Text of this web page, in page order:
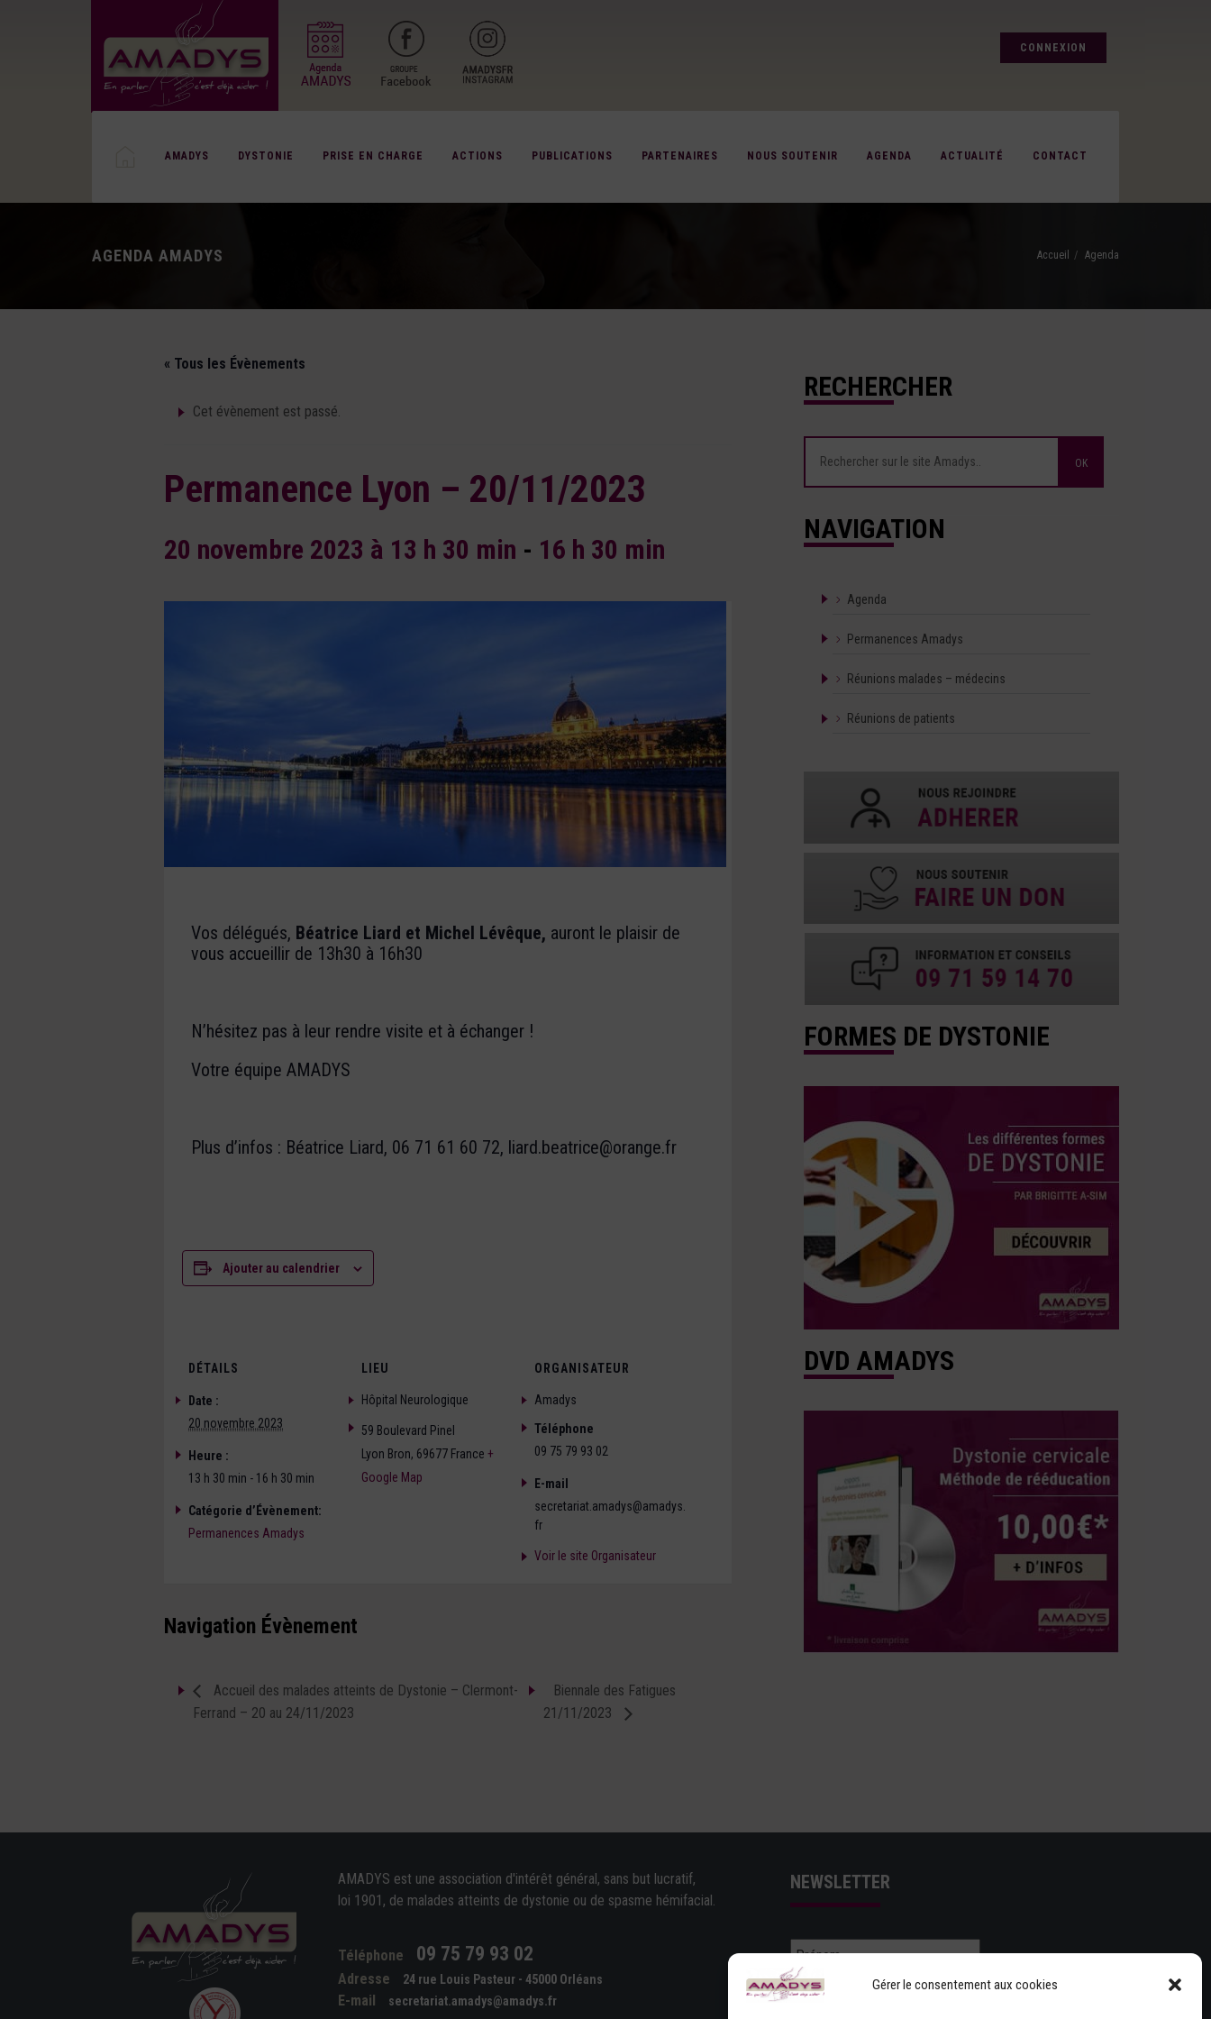
Gérer le consentement aux cookies
CONNEXION
AMADYS DYSTONIE PRISE EN CHARGE ACTIONS PUBLICATIONS PARTENAIRES NOUS SOUTENIR AGENDA ACTUALITÉ CONTACT
AGENDA AMADYS Accueil Agenda
« Tous les Évènements
Cet évènement est passé.
Permanence Lyon – 20/11/2023
20 novembre 2023 à 13 h 30 min - 16 h 30 min
Vos délégués, Béatrice Liard et Michel Lévêque, auront le plaisir de
vous accueillir de 13h30 à 16h30
N’hésitez pas à leur rendre visite et à échanger !
Votre équipe AMADYS
Plus d’infos : Béatrice Liard, 06 71 61 60 72, liard.beatrice@orange.fr
Ajouter au calendrier
DÉTAILS
Date :
20 novembre 2023
Heure :
13 h 30 min - 16 h 30 min
Catégorie d’Évènement:
Permanences Amadys
LIEU
Hôpital Neurologique
59 Boulevard Pinel
Lyon Bron, 69677 France +
Google Map
ORGANISATEUR
Amadys
Téléphone
09 75 79 93 02
E-mail
secretariat.amadys@amadys.
fr
Voir le site Organisateur
Navigation Évènement
Accueil des malades atteints de Dystonie – Clermont-
Ferrand – 20 au 24/11/2023
Biennale des Fatigues
21/11/2023
RECHERCHER
NAVIGATION
Agenda
Permanences Amadys
Réunions malades – médecins
Réunions de patients
FORMES DE DYSTONIE
DVD AMADYS
AMADYS est une association d'intérêt général, sans but lucratif,
loi 1901, de malades atteints de dystonie ou de spasme hémifacial.
Téléphone 09 75 79 93 02
Adresse 24 rue Louis Pasteur - 45000 Orléans
E-mail secretariat.amadys@amadys.fr
NEWSLETTER